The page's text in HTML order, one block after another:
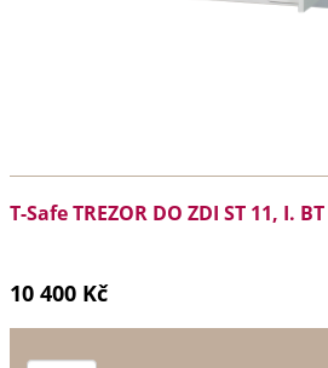
T-Safe TREZOR DO ZDI ST 11, I. BT
10 400 Kč